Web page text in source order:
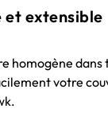
extensible
homogène
votre